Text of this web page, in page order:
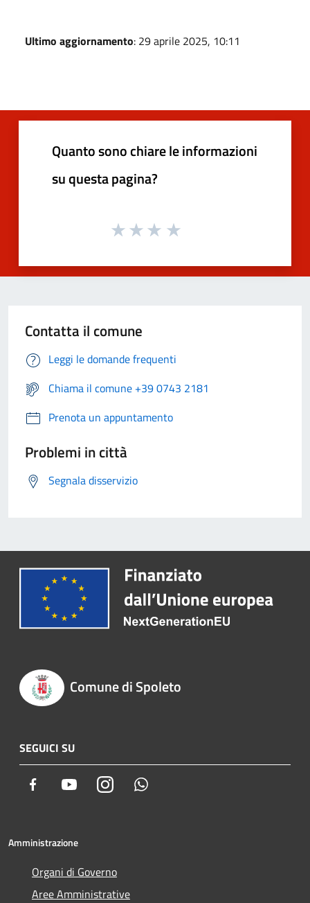
Ultimo aggiornamento: 29 aprile 2025, 10:11
Quanto sono chiare le informazioni
su questa pagina?
Contatta il comune
Leggi le domande frequenti
Chiama il comune +39 0743 2181
Prenota un appuntamento
Problemi in città
Segnala disservizio
Comune di Spoleto
SEGUICI SU
Facebook YoutubeInstagram
Amministrazione
Organi di Governo
Aree Amministrative